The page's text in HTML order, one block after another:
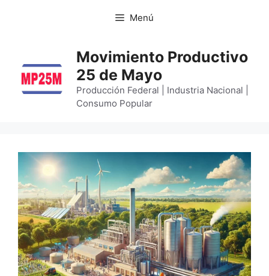
Menú
Movimiento Productivo
25 de Mayo
Producción Federal | Industria Nacional |
Consumo Popular